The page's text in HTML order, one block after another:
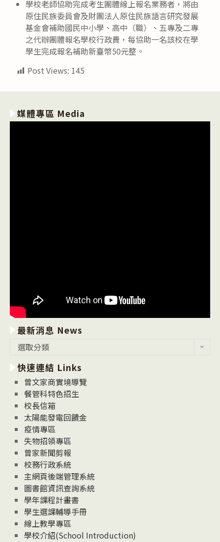
學校老師協助完成考生團體線上報名業務者，將由
原住民族委員會及財團法人原住民族語言研究發展
基金會補助國民中小學、高中（職）、五專及二專
之代辦團體報名學校行政費，每協助一名該校在學
學生完成報名補助新臺幣50元整。
Post Views: 145
媒體專區 Media
最新消息 News
消
息
News
選取分類
快速連結 Links
曾文家商實境導覽
餐管科特色招生
校長信箱
太陽能發電回饋金
疫情專區
失物招領專區
曾家新聞剪報
校務行政系統
主網頁後端管理系統
圖書館資訊查詢系統
學年課程計畫書
學生選課輔導手冊
線上教學專區
學校介紹(School Introduction)